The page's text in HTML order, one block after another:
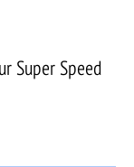
Super Speed